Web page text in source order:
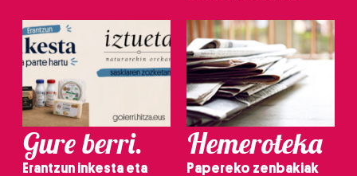
Gure berri.
Erantzun inkesta eta
Hemeroteka
Papereko zenbakiak